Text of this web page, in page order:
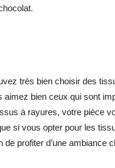
très bien choisir des
aimez bien ceux qui sont
à rayures, votre pièce
si vous opter pour les
de profiter d’une ambiance